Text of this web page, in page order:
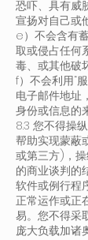
恐吓、具有威
宣扬对自己或
e）不会含有
取或侵占任何
毒、或其他破
f）不会利用“
电子邮件地址
身份或信息的
8.3 您不得操
帮助实现蒙蔽
或第三方)，
的商业谈判的
软件或例行程
正常运作或正
易。您不得采
庞大负载加诸